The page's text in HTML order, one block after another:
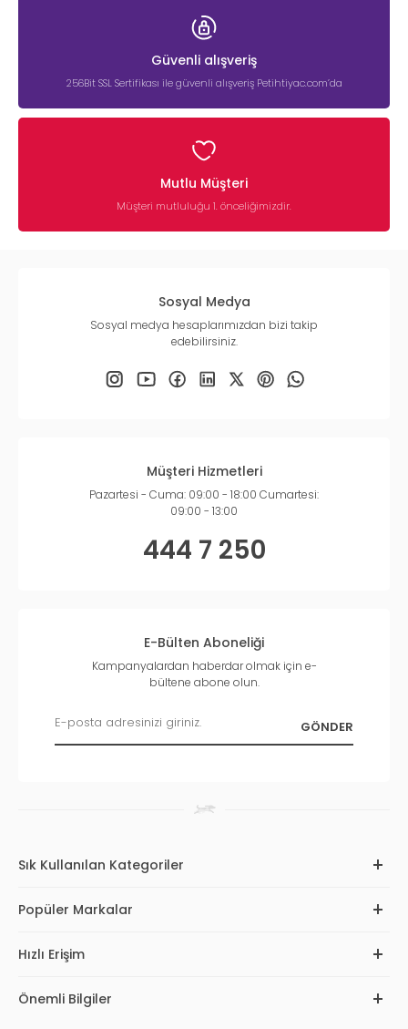
Güvenli alışveriş
256Bit SSL Sertifikası ile güvenli alışveriş Petihtiyac.com’da
Mutlu Müşteri
Müşteri mutluluğu 1. önceliğimizdir.
Sosyal Medya
Sosyal medya hesaplarımızdan bizi takip
edebilirsiniz.
Müşteri Hizmetleri
Pazartesi - Cuma: 09:00 - 18:00 Cumartesi:
09:00 - 13:00
444 7 250
E-Bülten Aboneliği
Kampanyalardan haberdar olmak için e-
bültene abone olun.
Sık Kullanılan Kategoriler
Popüler Markalar
Hızlı Erişim
Önemli Bilgiler